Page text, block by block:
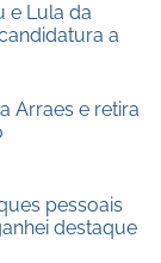
e Lula da
a
Arraes e retira
pessoais
destaque